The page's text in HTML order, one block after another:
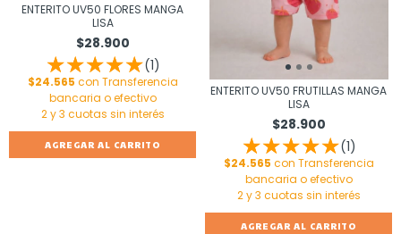
ENTERITO UV50 FLORES MANGA
LISA
$28.900
(1)
$24.565 con Transferencia
bancaria o efectivo
AGREGAR AL CARRITO
ENTERITO UV50 FRUTILLAS MANGA
LISA
$28.900
(1)
$24.565 con Transferencia
bancaria o efectivo
AGREGAR AL CARRITO